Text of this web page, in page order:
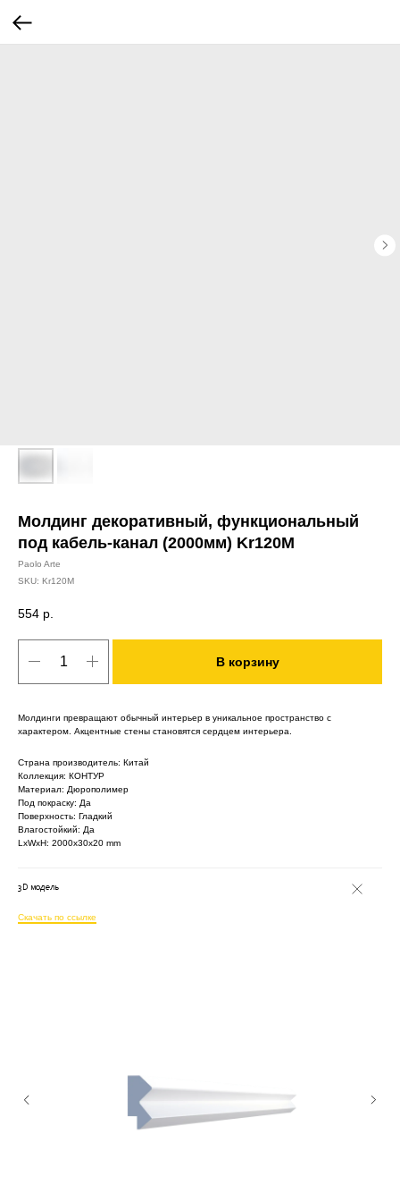
Молдинг декоративный, функциональный
под кабель-канал (2000мм) Kr120M
Paolo Arte
SKU: Kr120M
554 р.
В корзину
Молдинги превращают обычный интерьер в уникальное пространство с
характером. Акцентные стены становятся сердцем интерьера.
Страна производитель: Китай
Коллекция: КОНТУР
Материал: Дюрополимер
Под покраску: Да
Поверхность: Гладкий
Влагостойкий: Да
LxWxH: 2000x30x20 mm
3D модель
Скачать по ссылке